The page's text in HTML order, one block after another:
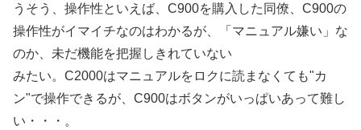
うそう、操作性といえば、C900を購入した同僚、C900の
操作性がイマイチなのはわかるが、「マニュアル嫌い」な
のか、未だ機能を把握しきれていない
みたい。C2000はマニュアルをロクに読まなくても"カ
ン"で操作できるが、C900はボタンがいっぱいあって難し
い・・・。